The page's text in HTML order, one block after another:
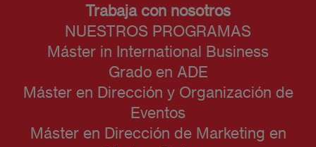
Trabaja con nosotros
NUESTROS PROGRAMAS
Máster in International Business
Grado en ADE
Máster en Dirección y Organización de
Eventos
Máster en Dirección de Marketing en